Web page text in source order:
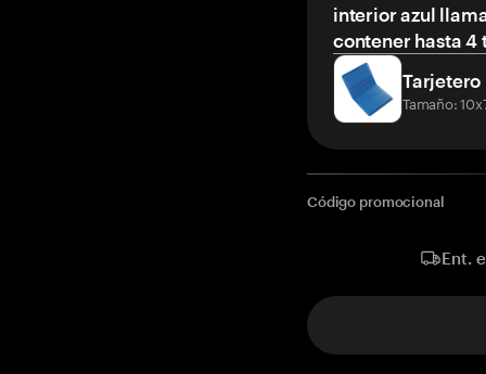
interior azul
contener hasta 4
Tarjetero
Tamaño:
Código promocional
Ent.